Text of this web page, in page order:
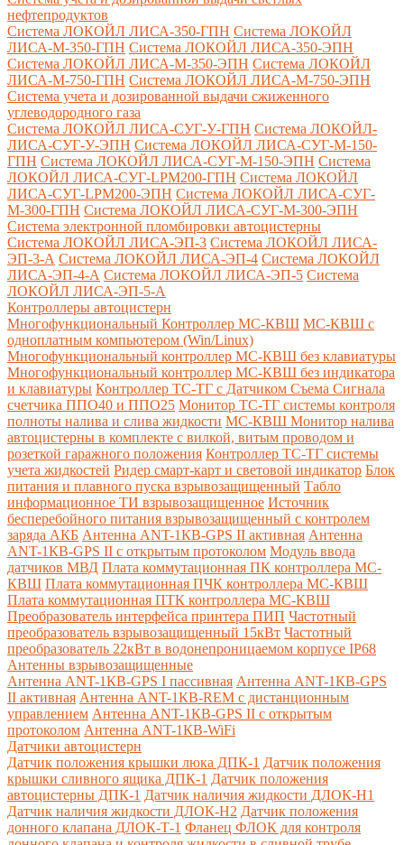
нефтепродуктов
Система ЛОКОЙЛ ЛИСА-350-ГПН Система ЛОКОЙЛ
ЛИСА-М-350-ГПН Система ЛОКОЙЛ ЛИСА-350-ЭПН
Система ЛОКОЙЛ ЛИСА-М-350-ЭПН Система ЛОКОЙЛ
ЛИСА-М-750-ГПН Система ЛОКОЙЛ ЛИСА-М-750-ЭПН
Система учета и дозированной выдачи сжиженного
углеводородного газа
Система ЛОКОЙЛ ЛИСА-СУГ-У-ГПН Система ЛОКОЙЛ-
ЛИСА-СУГ-У-ЭПН Система ЛОКОЙЛ ЛИСА-СУГ-М-150-
ГПН Система ЛОКОЙЛ ЛИСА-СУГ-М-150-ЭПН Система
ЛОКОЙЛ ЛИСА-СУГ-LPM200-ГПН Система ЛОКОЙЛ
ЛИСА-СУГ-LPM200-ЭПН Система ЛОКОЙЛ ЛИСА-СУГ-
М-300-ГПН Система ЛОКОЙЛ ЛИСА-СУГ-М-300-ЭПН
Система электронной пломбировки автоцистерны
Система ЛОКОЙЛ ЛИСА-ЭП-3 Система ЛОКОЙЛ ЛИСА-
ЭП-3-А Система ЛОКОЙЛ ЛИСА-ЭП-4 Система ЛОКОЙЛ
ЛИСА-ЭП-4-А Система ЛОКОЙЛ ЛИСА-ЭП-5 Система
ЛОКОЙЛ ЛИСА-ЭП-5-А
Контроллеры автоцистерн
Многофункциональный Контроллер МС-КВШ МС-КВШ с
одноплатным компьютером (Win/Linux)
Многофункциональный контроллер МС-КВШ без клавиатуры
Многофункциональный контроллер МС-КВШ без индикатора
и клавиатуры Контроллер ТС-ТГ с Датчиком Съема Сигнала
счетчика ППО40 и ППО25 Монитор ТС-ТГ системы контроля
полноты налива и слива жидкости МС-КВШ Монитор налива
автоцистерны в комплекте с вилкой, витым проводом и
розеткой гаражного положения Контроллер ТС-ТГ системы
учета жидкостей Ридер смарт-карт и световой индикатор Блок
питания и плавного пуска взрывозащищенный Табло
информационное ТИ взрывозащищенное Источник
бесперебойного питания взрывозащищенный с контролем
заряда АКБ Антенна ANT-1КВ-GPS II активная Антенна
ANT-1КВ-GPS II с открытым протоколом Модуль ввода
датчиков МВД Плата коммутационная ПК контроллера МС-
КВШ Плата коммутационная ПЧК контроллера МС-КВШ
Плата коммутационная ПТК контроллера МС-КВШ
Преобразователь интерфейса принтера ПИП Частотный
преобразователь взрывозащищенный 15кВт Частотный
преобразователь 22кВт в водонепроницаемом корпусе IP68
Антенны взрывозащищенные
Антенна ANT-1КВ-GPS I пассивная Антенна ANT-1КВ-GPS
II активная Антенна ANT-1КВ-REM c дистанционным
управлением Антенна ANT-1КВ-GPS II с открытым
протоколом Антенна ANT-1КВ-WiFi
Датчики автоцистерн
Датчик положения крышки люка ДПК-1 Датчик положения
крышки сливного ящика ДПК-1 Датчик положения
автоцистерны ДПК-1 Датчик наличия жидкости ДЛОК-Н1
Датчик наличия жидкости ДЛОК-Н2 Датчик положения
донного клапана ДЛОК-Т-1 Фланец ФЛОК для контроля